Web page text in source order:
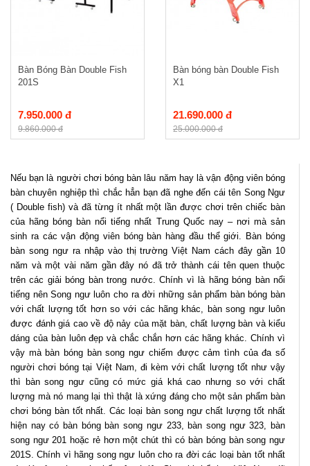
Bàn Bóng Bàn Double Fish
201S
7.950.000 đ
9.860.000 đ
Bàn bóng bàn Double Fish
X1
21.690.000 đ
25.000.000 đ
Nếu bạn là người chơi bóng bàn lâu năm hay là vận động viên bóng
bàn chuyên nghiệp thì chắc hẳn bạn đã nghe đến cái tên Song Ngư
( Double fish) và đã từng ít nhất một lần được chơi trên chiếc bàn
của hãng bóng bàn nổi tiếng nhất Trung Quốc nay – nơi mà sản
sinh ra các vận động viên bóng bàn hàng đầu thể giới. Bàn bóng
bàn song ngư ra nhập vào thị trường Việt Nam cách đây gần 10
năm và một vài năm gần đây nó đã trở thành cái tên quen thuộc
trên các giải bóng bàn trong nước. Chính vì là hãng bóng bàn nổi
tiếng nên Song ngư luôn cho ra đời những sản phẩm bàn bóng bàn
với chất lượng tốt hơn so với các hãng khác, bàn song ngư luôn
được đánh giá cao về độ nảy của mặt bàn, chất lượng bàn và kiểu
dáng của bàn luôn đẹp và chắc chắn hơn các hãng khác. Chính vì
vậy mà bàn bóng bàn song ngư chiếm được cảm tình của đa số
người chơi bóng tại Việt Nam, đi kèm với chất lượng tốt như vậy
thì bàn song ngư cũng có mức giá khá cao nhưng so với chất
lượng mà nó mang lại thì thật là xứng đáng cho một sản phẩm bàn
chơi bóng bàn tốt nhất. Các loại bàn song ngư chất lượng tốt nhất
hiện nay có bàn bóng bàn song ngư 233, bàn song ngư 323, bàn
song ngư 201 hoặc rẻ hơn một chút thì có bàn bóng bàn song ngư
201S. Chính vì hãng song ngư luôn cho ra đời các loại bàn tốt nhất